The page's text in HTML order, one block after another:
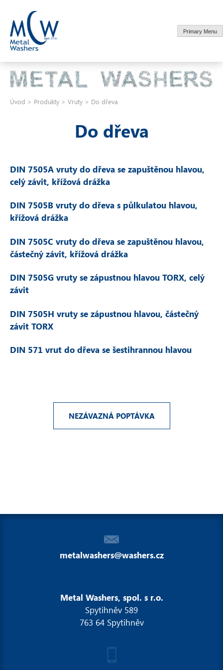
content
Primary Menu
Úvod > Produkty > Vruty > Do dřeva
Do dřeva
DIN 7505A vruty do dřeva se zapuštěnou hlavou,
celý závit, křížová drážka
DIN 7505B vruty do dřeva s půlkulatou hlavou,
křížová drážka
DIN 7505C vruty do dřeva se zapuštěnou hlavou,
částečný závit, křížová drážka
DIN 7505G vruty se zápustnou hlavou TORX, celý
závit
DIN 7505H vruty se zápustnou hlavou, částečný
závit TORX
DIN 571 vrut do dřeva se šestihrannou hlavou
NEZÁVAZNÁ POPTÁVKA
metalwashers@washers.cz
Metal Washers, spol. s r.o.
Spytihněv 589
763 64 Spytihněv